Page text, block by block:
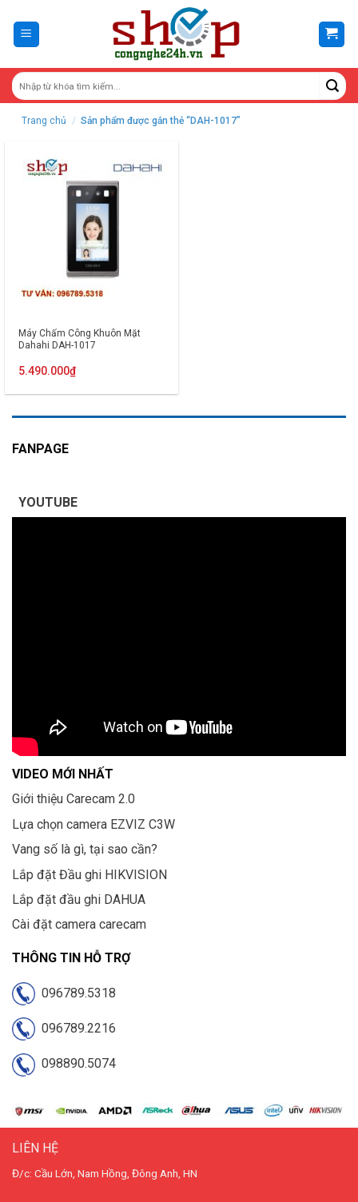
content
Trang chủ / Sản phẩm được gắn thẻ “DAH-1017”
Máy Chấm Công Khuôn Mặt
Dahahi DAH-1017
5.490.000₫
FANPAGE
YOUTUBE
VIDEO MỚI NHẤT
Giới thiệu Carecam 2.0
Lựa chọn camera EZVIZ C3W
Vang số là gì, tại sao cần?
Lắp đặt Đầu ghi HIKVISION
Lắp đặt đầu ghi DAHUA
Cài đặt camera carecam
THÔNG TIN HỖ TRỢ
096789.5318
096789.2216
098890.5074
LIÊN HỆ
Đ/c: Cầu Lớn, Nam Hồng, Đông Anh, HN